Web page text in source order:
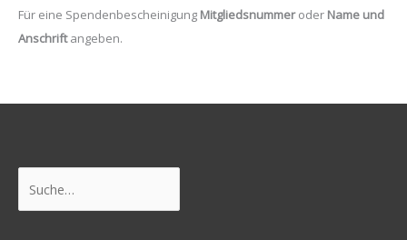
Für eine Spendenbescheinigung Mitgliedsnummeroder Name und
Anschriftangeben.